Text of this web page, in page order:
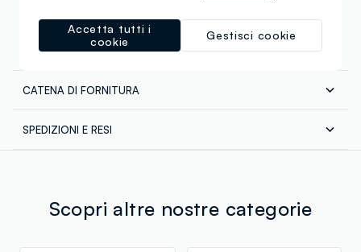
COMPOSIZIONE E CURA
Composizione: 100% COTONE
CATENA DI FORNITURA
GPS STRATEGIC ALLIANCES LLC
SPEDIZIONI E RESI
tuoi prodotti in negozio, il servizio è sempre gratuito.
Scopri altre nostre categorie
Gestisci cookie
Accetta tutti i
cookie